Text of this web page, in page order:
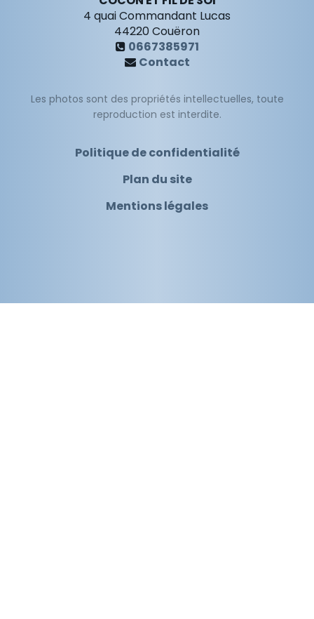
4 quai Commandant Lucas
44220 Couëron
0667385971
Contact
Les photos sont des propriétés intellectuelles, toute
reproduction est interdite.
Politique de confidentialité
Plan du site
Mentions légales